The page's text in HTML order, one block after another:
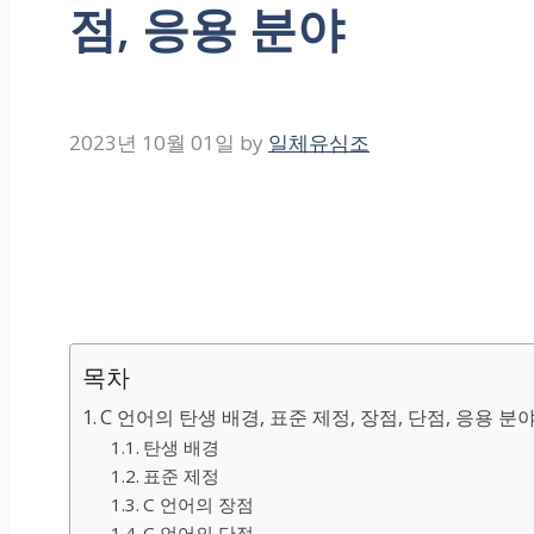
점, 응용 분야
2023년 10월 01일 by 일체유심조
목차
C 언어의 탄생 배경, 표준 제정, 장점, 단점, 응용 분
탄생 배경
표준 제정
C 언어의 장점